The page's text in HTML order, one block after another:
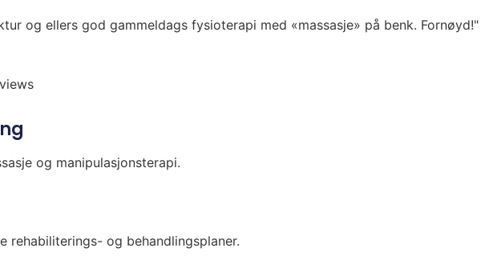
og ellers god gammeldags fysioterapi med «massasje» på benk. Fornøyd!"
og manipulasjonsterapi.
rehabiliterings- og behandlingsplaner.